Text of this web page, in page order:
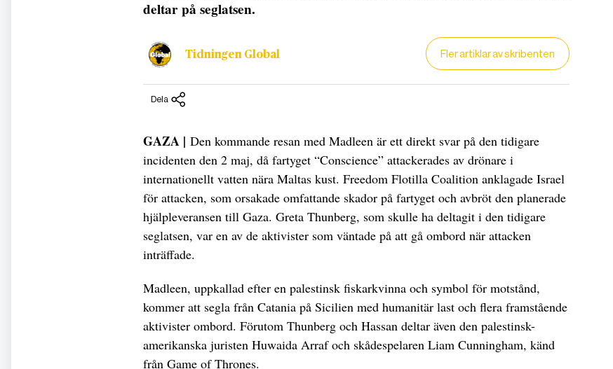
deltar på seglatsen.
Tidningen Global Fler artiklar av skribenten
Dela
GAZA | Den kommande resan med Madleen är ett direkt svar på den tidigare
incidenten den 2 maj, då fartyget “Conscience” attackerades av drönare i
internationellt vatten nära Maltas kust. Freedom Flotilla Coalition anklagade Israel
för attacken, som orsakade omfattande skador på fartyget och avbröt den planerade
hjälpleveransen till Gaza. Greta Thunberg, som skulle ha deltagit i den tidigare
seglatsen, var en av de aktivister som väntade på att gå ombord när attacken
inträffade.
Madleen, uppkallad efter en palestinsk fiskarkvinna och symbol för motstånd,
kommer att segla från Catania på Sicilien med humanitär last och flera framstående
aktivister ombord. Förutom Thunberg och Hassan deltar även den palestinsk-
amerikanska juristen Huwaida Arraf och skådespelaren Liam Cunningham, känd
från Game of Thrones.
DET GLOBALA PRESSTÖDET PRENUMERERA